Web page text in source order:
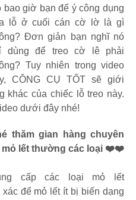
bao giờ bạn để ý công dụng
lỗ ở cuối cán cờ lờ là gì
Đơn giản bạn nghĩ nó
dùng để treo cờ lê phải
Tuy nhiên trong video
CÔNG CỤ TỐT sẽ giới
khác của chiếc lỗ treo này.
dưới đây nhé!
thăm gian hàng chuyên
mỏ lết thường các loại ❤️❤️
cấp các loại mỏ lết
để mỏ lết ít bị biến dạng